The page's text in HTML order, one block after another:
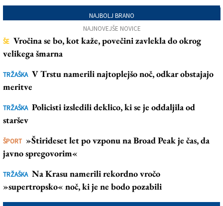
NAJBOLJ BRANO
NAJNOVEJŠE NOVICE
ŠE Vročina se bo, kot kaže, povečini zavlekla do okrog
velikega šmarna
TRŽAŠKA V Trstu namerili najtoplejšo noč, odkar obstajajo
meritve
TRŽAŠKA Policisti izsledili deklico, ki se je oddaljila od
staršev
ŠPORT »Štirideset let po vzponu na Broad Peak je čas, da
javno spregovorim«
TRŽAŠKA Na Krasu namerili rekordno vročo
»supertropsko« noč, ki je ne bodo pozabili